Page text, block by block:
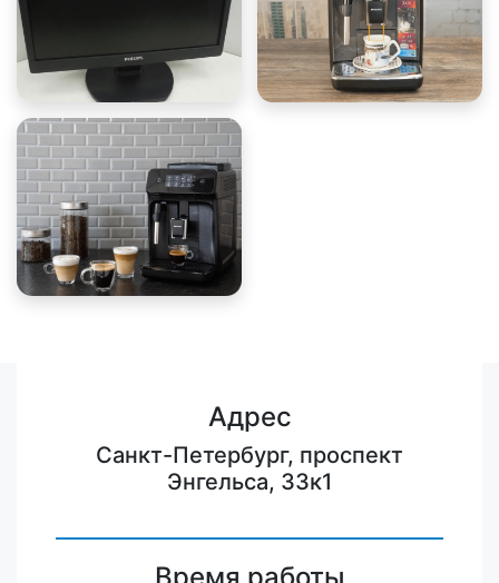
Адрес
Санкт-Петербург, проспект
Энгельса, 33к1